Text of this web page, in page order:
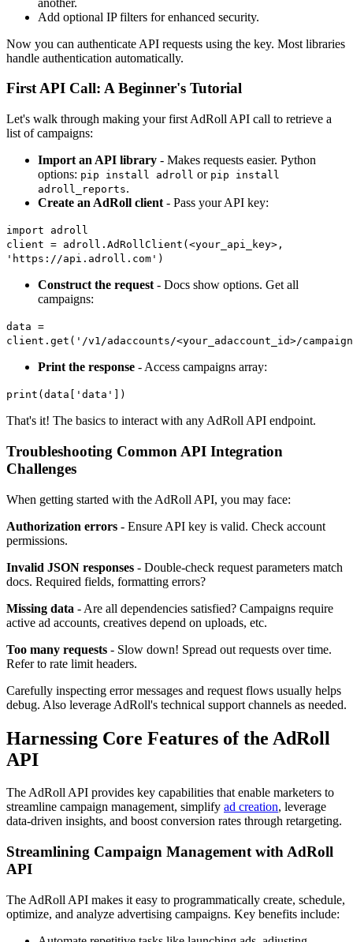
Add optional IP filters for enhanced security.
Now you can authenticate API requests using the key. Most libraries
handle authentication automatically.
First API Call: A Beginner's Tutorial
Let's walk through making your first AdRoll API call to retrieve a
list of campaigns:
Import an API library - Makes requests easier. Python
options: pip install adroll or pip install
adroll_reports.
Create an AdRoll client - Pass your API key:
import adroll
client = adroll.AdRollClient(<your_api_key>,
'https://api.adroll.com')
Construct the request - Docs show options. Get all
campaigns:
data =
client.get('/v1/adaccounts/<your_adaccount_id>/
Print the response - Access campaigns array:
print(data['data'])
That's it! The basics to interact with any AdRoll API endpoint.
Troubleshooting Common API Integration
Challenges
When getting started with the AdRoll API, you may face:
Authorization errors - Ensure API key is valid. Check account
permissions.
Invalid JSON responses - Double-check request parameters match
docs. Required fields, formatting errors?
Missing data - Are all dependencies satisfied? Campaigns require
active ad accounts, creatives depend on uploads, etc.
Too many requests - Slow down! Spread out requests over time.
Refer to rate limit headers.
Carefully inspecting error messages and request flows usually helps
debug. Also leverage AdRoll's technical support channels as needed.
Harnessing Core Features of the AdRoll
API
The AdRoll API provides key capabilities that enable marketers to
streamline campaign management, simplify ad creation, leverage
data-driven insights, and boost conversion rates through retargeting.
Streamlining Campaign Management with AdRoll
API
The AdRoll API makes it easy to programmatically create, schedule,
optimize, and analyze advertising campaigns. Key benefits include: